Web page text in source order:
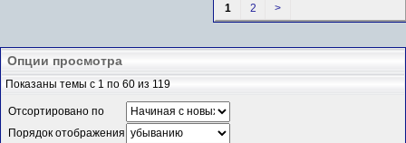
1 2 >
Опции просмотра
Показаны темы с 1 по 60 из 119
Отсортировано по
Порядок отображения